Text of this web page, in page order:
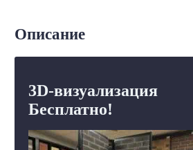
Описание
3D-визуализация
Бесплатно!